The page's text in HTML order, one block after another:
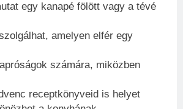
egy kanapé fölött vagy a tévé
amelyen elfér egy
számára, miközben
receptkönyveid is helyet